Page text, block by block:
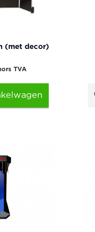
(met decor)
TVA